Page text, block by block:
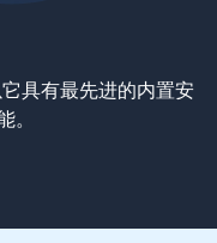
具有最先进的内置安